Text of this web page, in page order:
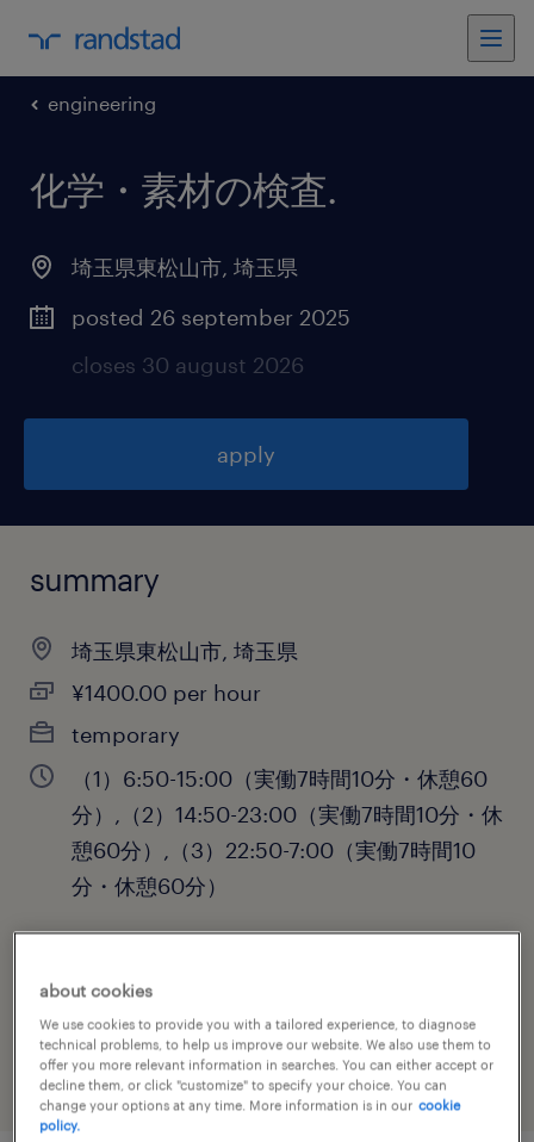
engineering
化学・素材の検査.
埼玉県東松山市, 埼玉県
posted 26 september 2025
closes 30 august 2026
apply
summary
埼玉県東松山市, 埼玉県
¥1400.00 per hour
temporary
（1）6:50-15:00（実働7時間10分・休憩60
分）,（2）14:50-23:00（実働7時間10分・休
憩60分）,（3）22:50-7:00（実働7時間10
分・休憩60分）
job category
engineering
about cookies
We use cookies to provide you with a tailored experience, to diagnose
technical problems, to help us improve our website. We also use them to
offer you more relevant information in searches. You can either accept or
decline them, or click "customize" to specify your choice. You can
change your options at any time. More information is in our cookie
policy.